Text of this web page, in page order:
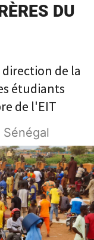
DU
de la
étudiants
de l'EIT
Sénégal